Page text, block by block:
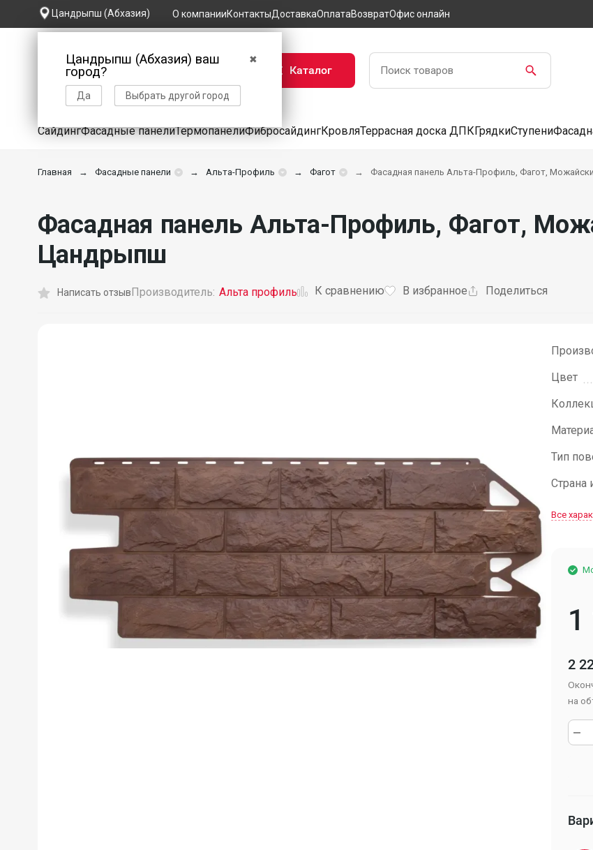
Цандрыпш (Абхазия)
✖
Цандрыпш (Абхазия) ваш
город?
Да Выбрать другой город
О компанииКонтактыДоставкаОплатаВозвратОфис онлайн
Каталог
СайдингФасадные панелиТермопанелиФибросайдингКровляТеррасная доска ДПКГрядкиСтупени
Главная Фасадные панели Альта-Профиль Фагот Фасадная панель Альта-Профиль, Фагот,
Фасадная панель Альта-Профиль, Фагот,
Цандрыпш
Написать отзывПроизводитель: Альта профиль К сравнению В избранное Поделиться
Цвет
Тип
Страна
Все
1
2
на